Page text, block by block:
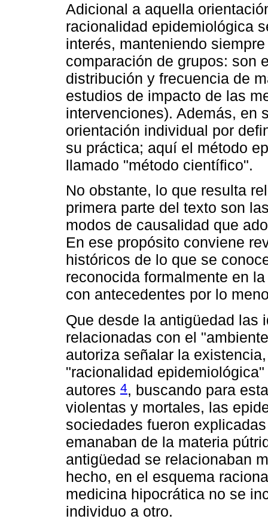
Adicional a aquella
racionalidad epidemiológica
interés, manteniendo
comparación de grupos: son
distribución y frecuencia de
estudios de impacto de las
intervenciones). Además, en
orientación individual por
su práctica; aquí el método
llamado "método científico".
No obstante, lo que resulta
primera parte del texto son
modos de causalidad que
En ese propósito conviene
históricos de lo que se
reconocida formalmente en
con antecedentes por lo
Que desde la antigüedad las
relacionadas con el
autoriza señalar la
"racionalidad
autores 4, buscando para
violentas y mortales, las
sociedades fueron
emanaban de la materia
antigüedad se relacionaban
hecho, en el esquema
medicina hipocrática no se
individuo a otro.